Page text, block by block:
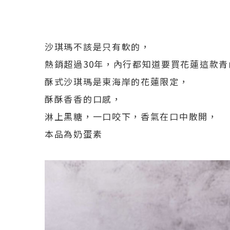
沙琪瑪不該是只有軟的，
熱銷超過30年，內行都知道要買花蓮這款
酥式沙琪瑪是東海岸的花蓮限定，
酥酥香香的口感，
淋上黑糖，一口咬下，香氣在口中散開，
本品為奶蛋素